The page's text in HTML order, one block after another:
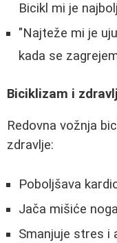
Bicikl mi je
"Najteže mi je
kada se
Biciklizam i
Redovna vožnja
zdravlje:
Poboljšava
Jača mišiće
Smanjuje stres i